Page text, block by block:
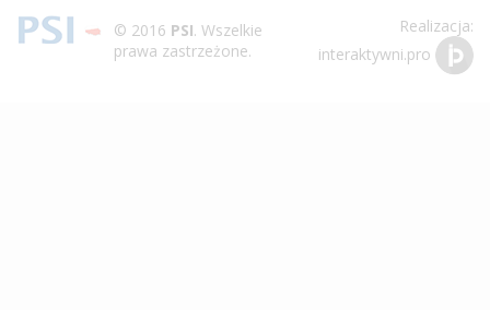
© 2016 PSI. Wszelkie
prawa zastrzeżone.
Realizacja:
interaktywni.pro